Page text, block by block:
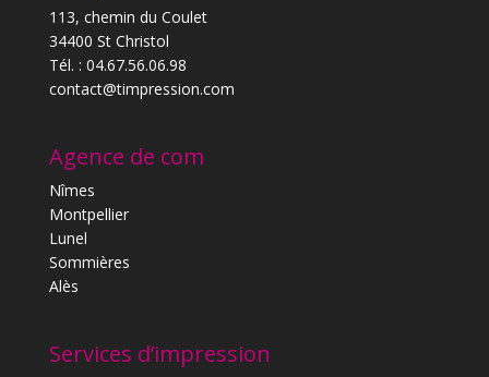
113, chemin du Coulet
34400 St Christol
Tél. : 04.67.56.06.98
contact@timpression.com
Agence de com
Nîmes
Montpellier
Lunel
Sommières
Alès
Services d’impression